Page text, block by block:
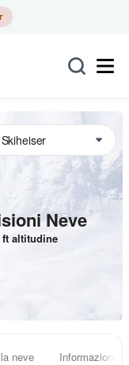
Neve
ft altitudine
neve Informazioni